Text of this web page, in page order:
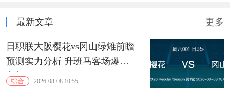
最新文章 更多
日职联大阪樱花vs冈山绿雉前瞻
预测实力分析 升班马客场爆冷
良机
综合 2026-08-08 10:55